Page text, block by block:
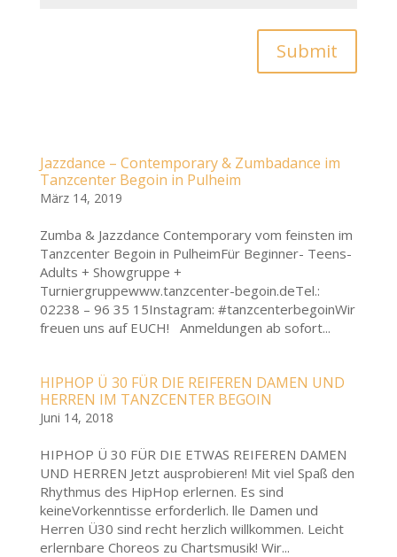
Submit
Jazzdance – Contemporary & Zumbadance im
Tanzcenter Begoin in Pulheim
März 14, 2019
Zumba & Jazzdance Contemporary vom feinsten im
Tanzcenter Begoin in PulheimFür Beginner- Teens-
Adults + Showgruppe +
Turniergruppewww.tanzcenter-begoin.deTel.:
02238 – 96 35 15Instagram: #tanzcenterbegoinWir
freuen uns auf EUCH! Anmeldungen ab sofort...
HIPHOP Ü 30 FÜR DIE REIFEREN DAMEN UND
HERREN IM TANZCENTER BEGOIN
Juni 14, 2018
HIPHOP Ü 30 FÜR DIE ETWAS REIFEREN DAMEN
UND HERREN Jetzt ausprobieren! Mit viel Spaß den
Rhythmus des HipHop erlernen. Es sind
keineVorkenntisse erforderlich. lle Damen und
Herren Ü30 sind recht herzlich willkommen. Leicht
erlernbare Choreos zu Chartsmusik! Wir...